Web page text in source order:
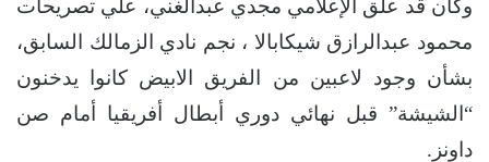
وكان قد علق الإعلامي مجدي عبدالغني، علي تصريحات
محمود عبدالرازق شيكابالا ، نجم نادي الزمالك السابق،
بشأن وجود لاعبين من الفريق الابيض كانوا يدخنون
“الشيشة” قبل نهائي دوري أبطال أفريقيا أمام صن
داونز.